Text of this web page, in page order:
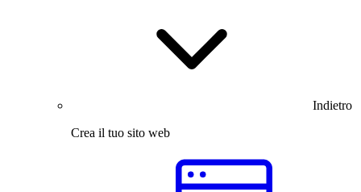
Indietro
Crea il tuo sito web